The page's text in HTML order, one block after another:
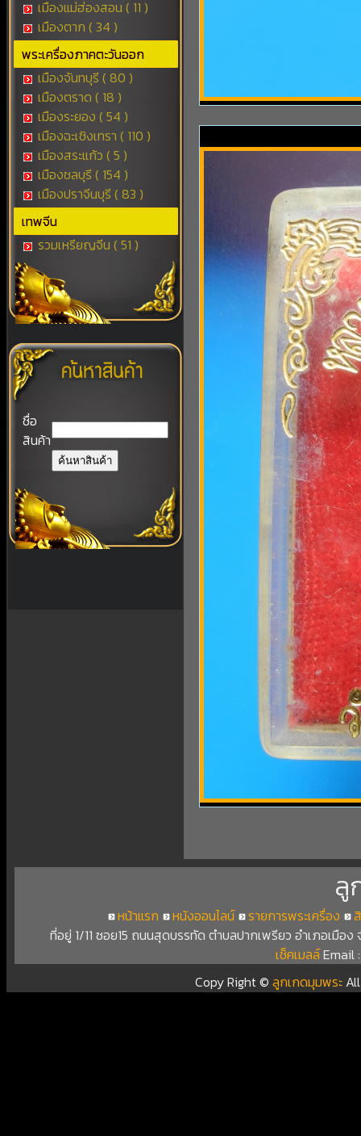
เมืองแม่ฮ่องสอน ( 11 )
เมืองตาก ( 34 )
พระเครื่องภาคตะวันออก
เมืองจันทบุรี ( 80 )
เมืองตราด ( 18 )
เมืองระยอง ( 54 )
เมืองฉะเชิงเทรา ( 110 )
เมืองสระแก้ว ( 5 )
เมืองชลบุรี ( 154 )
เมืองปราจีนบุรี ( 83 )
เทพจีน
รวมเหรียญจีน ( 51 )
ชื่อ
สินค้า
ลู
หน้าแรก หนังออนไลน์ รายการพระเครื่อง
ที่อยู่ 1/11 ซอย15 ถนนสุดบรรทัด ตำบลปากเพรียว อำเภอเมือ
เช็คเมลล์Email
Copy Right ©ลูกเกดมุมพระ